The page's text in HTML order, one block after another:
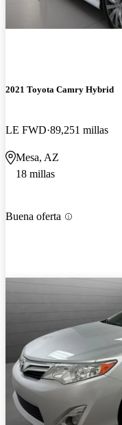
2021 Toyota Camry Hybrid
LE FWD 89,251 millas
Mesa, AZ
18 millas
Buena oferta